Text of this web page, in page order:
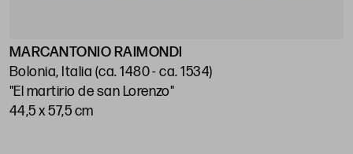
MARCANTONIO RAIMONDI
Bolonia, Italia (ca. 1480 - ca. 1534)
"El martirio de san Lorenzo"
44,5 x 57,5 cm